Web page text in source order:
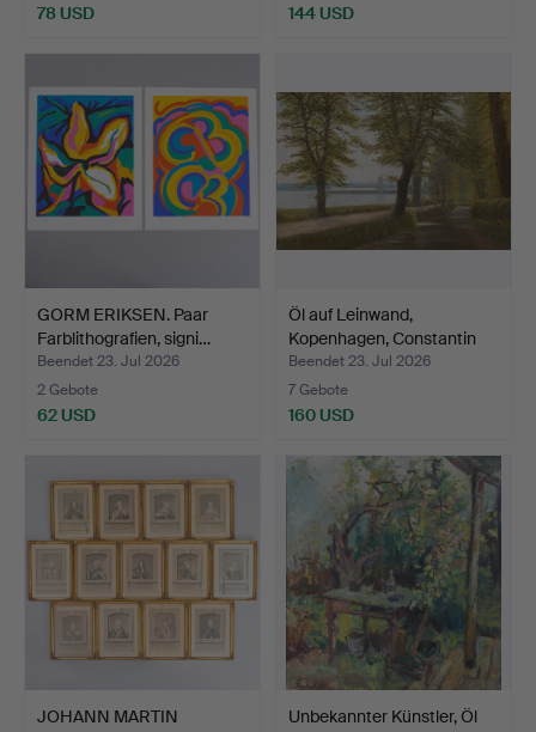
78 USD 144 USD
GORM ERIKSEN. Paar
Farblithografien, signi…
Beendet 23. Jul 2026
2 Gebote
62 USD
Öl auf Leinwand,
Kopenhagen, Constantin
Ha…
Beendet 23. Jul 2026
7 Gebote
160 USD
JOHANN MARTIN
Unbekannter Künstler, Öl